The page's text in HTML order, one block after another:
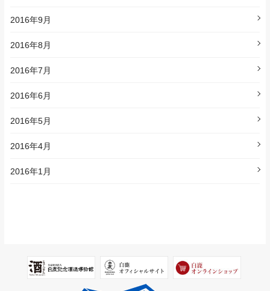
2016年9月
2016年8月
2016年7月
2016年6月
2016年5月
2016年4月
2016年1月